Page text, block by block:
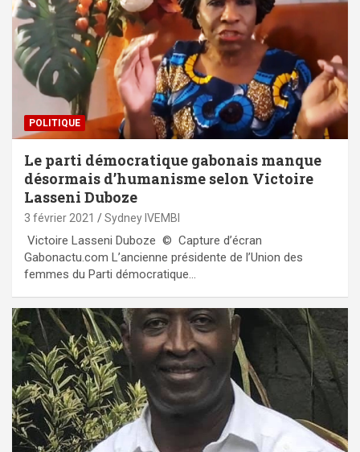
POLITIQUE
Le parti démocratique gabonais manque
désormais d’humanisme selon Victoire
Lasseni Duboze
3 février 2021 Sydney IVEMBI
Victoire Lasseni Duboze © Capture d’écran
Gabonactu.com L’ancienne présidente de l’Union des
femmes du Parti démocratique…